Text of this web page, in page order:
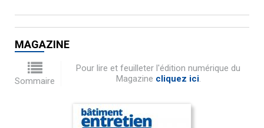
MAGAZINE
Sommaire
Pour lire et feuilleter l'édition numérique du
Magazine cliquez ici.